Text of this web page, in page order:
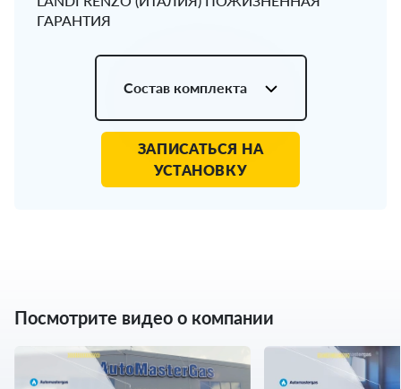
ГАРАНТИЯ
Состав комплекта
ЗАПИСАТЬСЯ НА
УСТАНОВКУ
Посмотрите видео о компании